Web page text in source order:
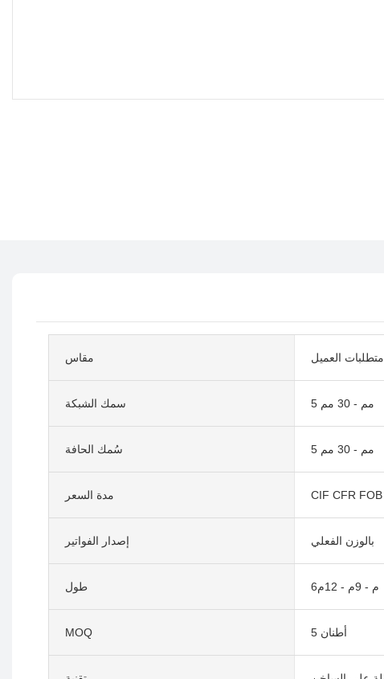
مقاس متطلبات العميل
سمك الشبكة 5 مم - 30 مم
سُمك الحافة 5 مم - 30 مم
مدة السعر CIF CFR FOB
إصدار الفواتير بالوزن الفعلي
طول 6م - 9م - 12م
MOQ 5 أطنان